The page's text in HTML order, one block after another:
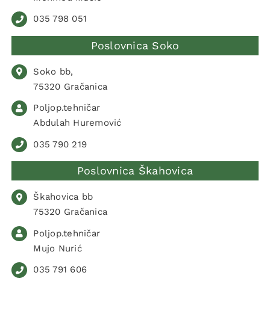
035 798 051
Poslovnica Soko
Soko bb,
75320 Gračanica
Poljop.tehničar
Abdulah Huremović
035 790 219
Poslovnica Škahovica
Škahovica bb
75320 Gračanica
Poljop.tehničar
Mujo Nurić
035 791 606